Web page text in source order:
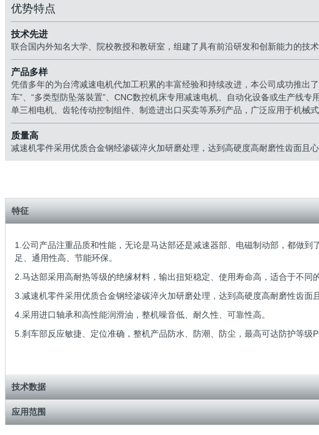
优势特点
技术先进
联合国内外知名大学、院校教授和教研室，组建了具有前沿研发和创新能力的技
产品多样
凭借多年的为台湾减速电机代加工积累的丰富经验和持续改进，本公司成功推出
车”、“多类型防坠落裝置”、CNC数控机床专用减速电机、自动化设备或生产线
单三相电机、齿轮传动控制组件、制造进出口买卖等系列产品，广泛应用于机械
质量高
减速机零件采用优质合金钢经渗碳淬火加研磨处理，达到高硬度高耐磨性齿面且
特征
1.公司产品注重品质和性能，无论是马达部还是减速器部、电磁制动部，都做
足、通用性高、节能环保。
2.马达部采用高耐热等级的绝缘材料，输出扭矩稳定、使用寿命高，适合于不同
3.减速机零件采用优质合金钢经渗碳淬火加研磨处理，达到高硬度高耐磨性齿面
4.采用进口轴承和高性能润滑油，整机噪音低、耐久性、可靠性高。
5.刹车部反应敏捷、定位准确，整机产品防水、防潮、防尘，最高可达防护等级
技术数据
应用范围